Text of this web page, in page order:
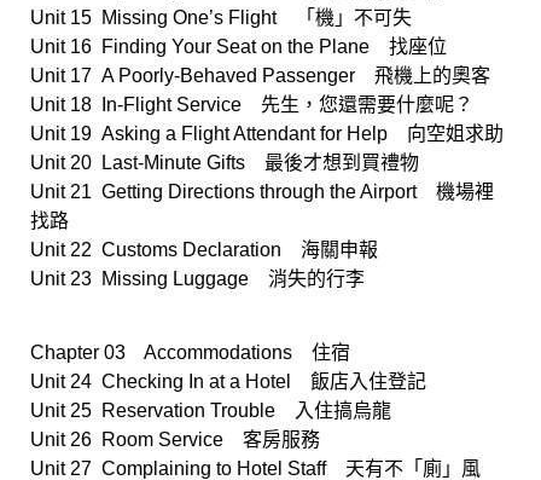
Unit 15 Missing One’s Flight 「機」不可失
Unit 16 Finding Your Seat on the Plane 找座位
Unit 17 A Poorly-Behaved Passenger 飛機上的奧客
Unit 18 In-Flight Service 先生，您還需要什麼呢？
Unit 19 Asking a Flight Attendant for Help 向空姐求助
Unit 20 Last-Minute Gifts 最後才想到買禮物
Unit 21 Getting Directions through the Airport 機場裡
找路
Unit 22 Customs Declaration 海關申報
Unit 23 Missing Luggage 消失的行李
Chapter 03 Accommodations 住宿
Unit 24 Checking In at a Hotel 飯店入住登記
Unit 25 Reservation Trouble 入住搞烏龍
Unit 26 Room Service 客房服務
Unit 27 Complaining to Hotel Staff 天有不「廁」風